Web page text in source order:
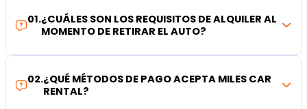
01.¿CUÁLES SON LOS REQUISITOS DE ALQUILER AL
MOMENTO DE RETIRAR EL AUTO?
02.¿QUÉ MÉTODOS DE PAGO ACEPTA MILES CAR
RENTAL?